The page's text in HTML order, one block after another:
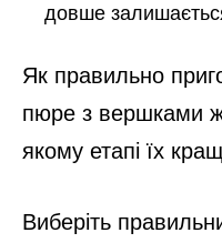
довше
Як правильно
пюре з вершками
якому етапі їх
Виберіть